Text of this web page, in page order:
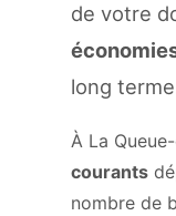
de votre
long
À La
courants
nombre de